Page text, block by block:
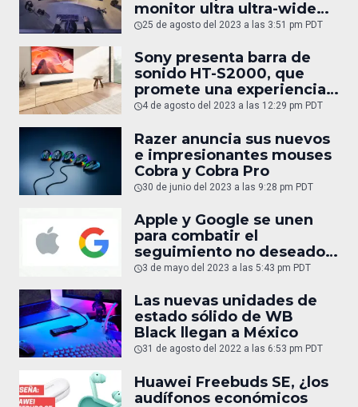
monitor ultra ultra-wide
Odyssey OLED G9
25 de agosto del 2023 a las 3:51 pm PDT
Sony presenta barra de
sonido HT-S2000, que
promete una experiencia
de sonido envolvente
4 de agosto del 2023 a las 12:29 pm PDT
Razer anuncia sus nuevos
e impresionantes mouses
Cobra y Cobra Pro
30 de junio del 2023 a las 9:28 pm PDT
Apple y Google se unen
para combatir el
seguimiento no deseado
de accesorios de
3 de mayo del 2023 a las 5:43 pm PDT
Las nuevas unidades de
estado sólido de WB
Black llegan a México
31 de agosto del 2022 a las 6:53 pm PDT
Huawei Freebuds SE, ¿los
audífonos económicos